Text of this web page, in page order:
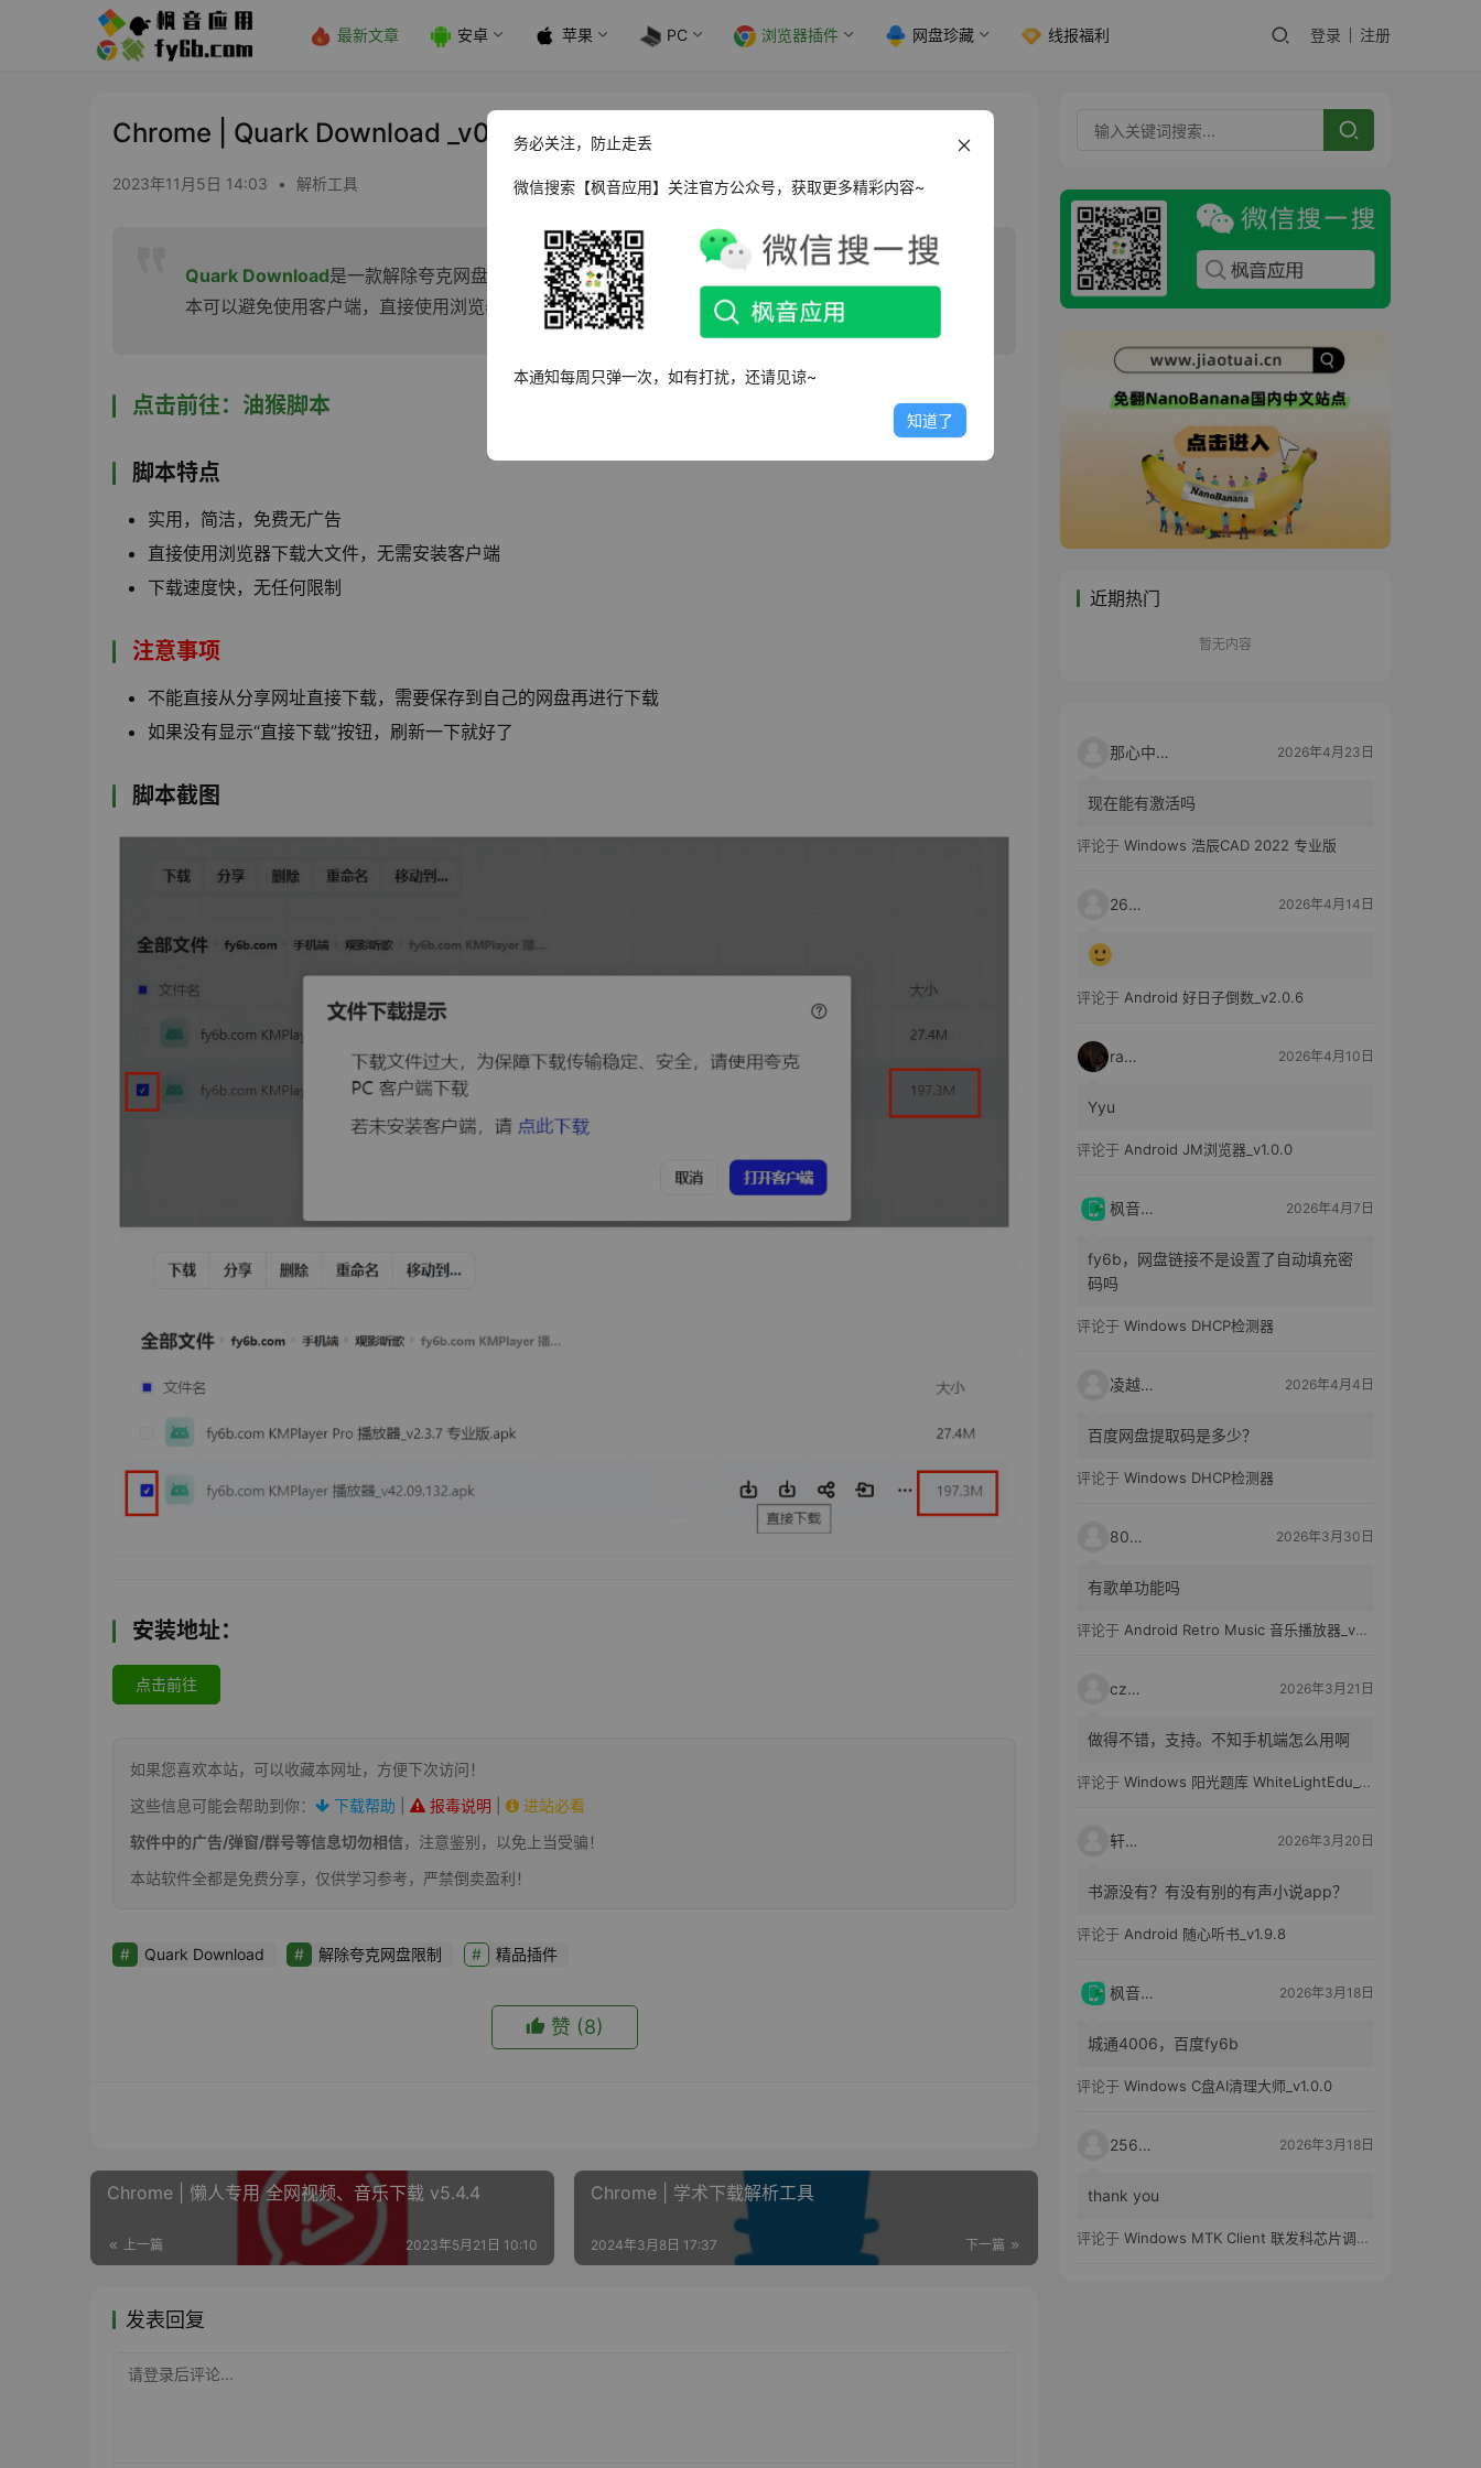
最新文章 安卓 苹果 PC 浏览器插件 网盘珍藏 线报福利 登录 注册
Chrome | Quark Download _v0.4 增加按钮版 解除夸克网盘限制
2023年11月5日 14:03 • 解析工具
Quark Download是一款解除夸克网盘下载限制的脚本，夸克网盘下载大文件时需要安装客户端，该脚
本可以避免使用客户端，直接使用浏览器下载文件，需要搭配油猴脚本使用。
点击前往：油猴脚本
脚本特点
实用，简洁，免费无广告
直接使用浏览器下载大文件，无需安装客户端
下载速度快，无任何限制
注意事项
不能直接从分享网址直接下载，需要保存到自己的网盘再进行下载
如果没有显示“直接下载”按钮，刷新一下就好了
脚本截图
安装地址：
点击前往
如果您喜欢本站，可以收藏本网址，方便下次访问！
这些信息可能会帮助到你：
下载帮助 报毒说明
进站必看
软件中的广告/弹窗/群号等信息切勿相信，注意鉴别，以免上当受骗！
本站软件全都是免费分享，仅供学习参考，严禁倒卖盈利！
Quark Download 解除夸克网盘限制 精品插件
赞 (8)
Chrome | 懒人专用 全网视频、音乐下载 v5.4.4
上一篇 2023年5月21日 10:10
Chrome | 学术下载解析工具
下一篇
2024年3月8日 17:37
发表回复
请登录后评论...
近期热门
暂无内容
那心中的话 2026年4月23日
现在能有激活吗
评论于 Windows 浩辰CAD 2022 专业版
2603 2026年4月14日
评论于 Android 好日子倒数_v2.0.6
raka 2026年4月10日
Yyu
评论于 Android JM浏览器_v1.0.0
枫音应用 2026年4月7日
fy6b，网盘链接不是设置了自动填充密
码吗
评论于 Windows DHCP检测器
凌越电子 2026年4月4日
百度网盘提取码是多少？
评论于 Windows DHCP检测器
80521 2026年3月30日
有歌单功能吗
评论于 Android Retro Music 音乐播放器_v6.6.0
czh7 2026年3月21日
做得不错，支持。不知手机端怎么用啊
评论于 Windows 阳光题库 WhiteLightEdu_v2.0.0
轩爸 2026年3月20日
书源没有？有没有别的有声小说app？
评论于 Android 随心听书_v1.9.8
枫音应用 2026年3月18日
城通4006，百度fy6b
评论于 Windows C盘AI清理大师_v1.0.0
25651 2026年3月18日
thank you
评论于 Windows MTK Client 联发科芯片调试工具_v2.01 汉化版
务必关注，防止走丢
微信搜索【枫音应用】关注官方公众号，获取更多精彩内容~
本通知每周只弹一次，如有打扰，还请见谅~
知道了